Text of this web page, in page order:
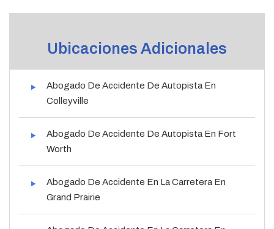
Ubicaciones Adicionales
Abogado De Accidente De Autopista En
Colleyville
Abogado De Accidente De Autopista En Fort
Worth
Abogado De Accidente En La Carretera En
Grand Prairie